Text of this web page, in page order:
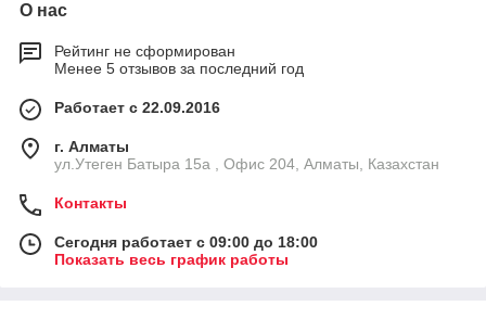
Для раздевалок, спортзалов, офисов, производств.
Производственная мебель
Шкафы для инструмента, хозинвентаря, СИЗ,
Специальные шкафы
Для телефонов, электрооборудования, служебных
Конструктивные особенности
сварная стальная конструкция;
О нас
Рейтинг не сформирован
Менее 5 отзывов за последний год
Работает с 22.09.2016
г. Алматы
ул.Утеген Батыра 15а , Офис 204, Алматы, Казахстан
Контакты
Сегодня работает с 09:00 до 18:00
Показать весь график работы